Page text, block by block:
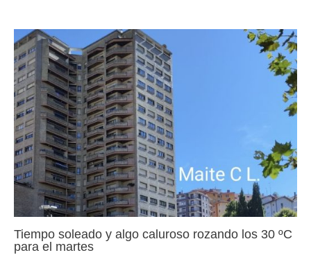
Tiempo soleado y algo caluroso rozando los 30 ºC
para el martes